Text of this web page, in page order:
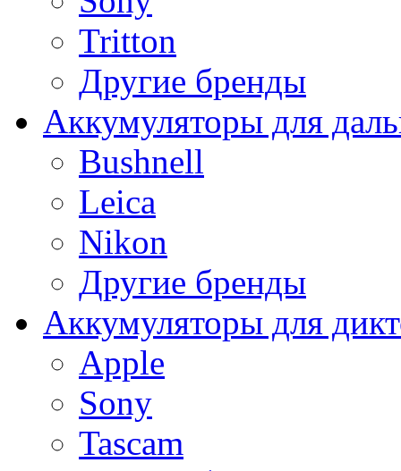
Tritton
Другие бренды
Аккумуляторы для
Bushnell
Leica
Nikon
Другие бренды
Аккумуляторы для
Apple
Sony
Tascam